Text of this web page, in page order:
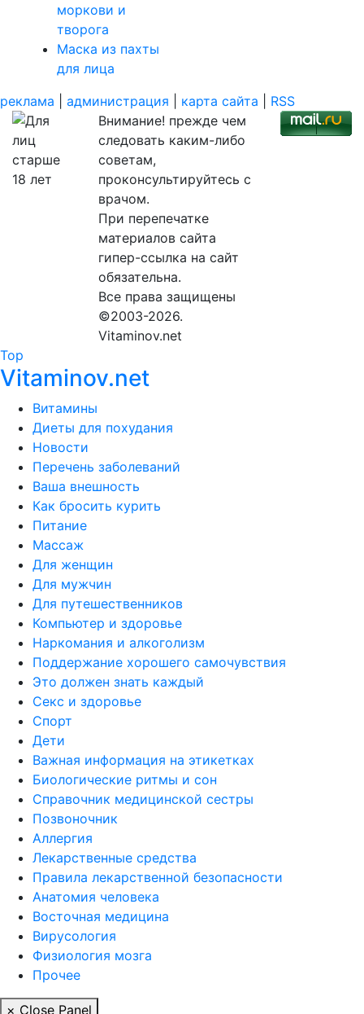
моркови и
творога
Маска из пахты
для лица
реклама
администрация карта сайта
RSS
Внимание! прежде чем
следовать каким-либо
советам,
проконсультируйтесь с
врачом.
При перепечатке
материалов сайта
гипер-ссылка на сайт
обязательна.
Все права защищены
©2003-2026.
Vitaminov.net
Top
Vitaminov.net
Витамины
Диеты для похудания
Новости
Перечень заболеваний
Ваша внешность
Как бросить курить
Питание
Массаж
Для женщин
Для мужчин
Для путешественников
Компьютер и здоровье
Наркомания и алкоголизм
Поддержание хорошего самочувствия
Это должен знать каждый
Секс и здоровье
Спорт
Дети
Важная информация на этикетках
Биологические ритмы и сон
Справочник медицинской сестры
Позвоночник
Аллергия
Лекарственные средства
Правила лекарственной безопасности
Aнатомия человека
Восточная медицина
Вирусология
Физиология мозга
Прочее
× Close Panel